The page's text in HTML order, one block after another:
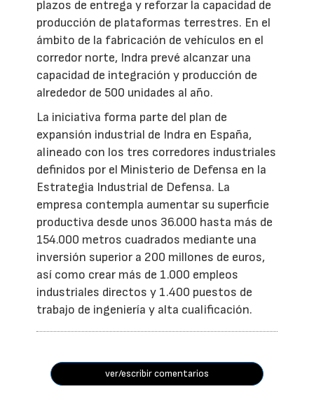
plazos de entrega y reforzar la capacidad de
producción de plataformas terrestres. En el
ámbito de la fabricación de vehículos en el
corredor norte, Indra prevé alcanzar una
capacidad de integración y producción de
alrededor de 500 unidades al año.
La iniciativa forma parte del plan de
expansión industrial de Indra en España,
alineado con los tres corredores industriales
definidos por el Ministerio de Defensa en la
Estrategia Industrial de Defensa. La
empresa contempla aumentar su superficie
productiva desde unos 36.000 hasta más de
154.000 metros cuadrados mediante una
inversión superior a 200 millones de euros,
así como crear más de 1.000 empleos
industriales directos y 1.400 puestos de
trabajo de ingeniería y alta cualificación.
ver/escribir comentarios